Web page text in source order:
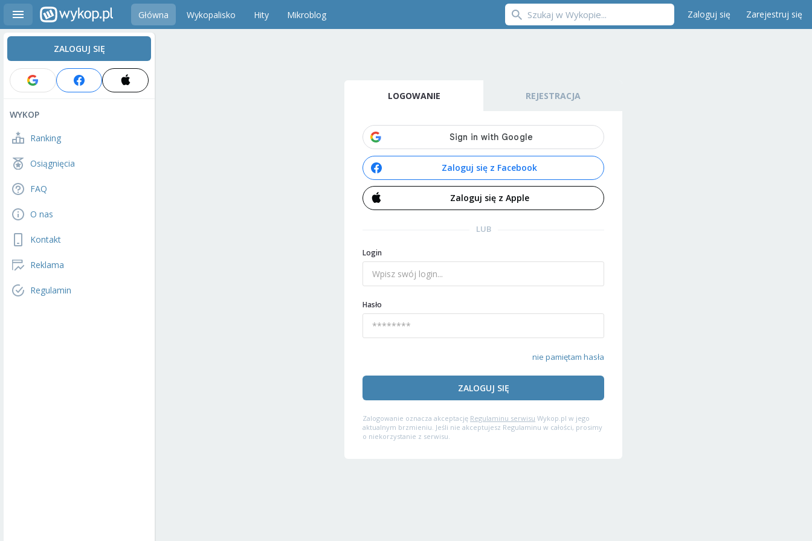
Główna Wykopalisko Hity Mikroblog Zaloguj się Zarejestruj się
ZALOGUJ SIĘ
WYKOP
Ranking
Osiągnięcia
FAQ
O nas
Kontakt
Reklama
Regulamin
LOGOWANIE REJESTRACJA
Zaloguj się z Facebook
Zaloguj się z Apple
LUB
Login
Hasło
nie pamiętam hasła
ZALOGUJ SIĘ
Zalogowanie oznacza akceptację Regulaminu serwisu Wykop.pl w jego
aktualnym brzmieniu. Jeśli nie akceptujesz Regulaminu w całości, prosimy
o niekorzystanie z serwisu.